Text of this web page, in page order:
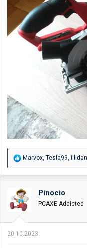
R
o
v
a
n
:
Marvox Tesla99 illidan
Pinocio
PCAXE Addicted
20.10.2023.